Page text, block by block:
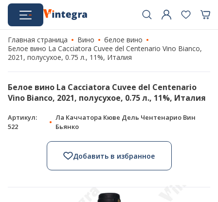
Главная страница Вино
белое вино
Белое вино La Cacciatora Cuvee del Centenario Vino Bianco,
2021, полусухое, 0.75 л., 11%, Италия
Белое вино La Cacciatora Cuvee del Centenario
Vino Bianco, 2021, полусухое, 0.75 л., 11%, Италия
Артикул:
522
Ла Каччатора Кюве Дель Чентенарио Вин
Бьянко
Добавить в избранное